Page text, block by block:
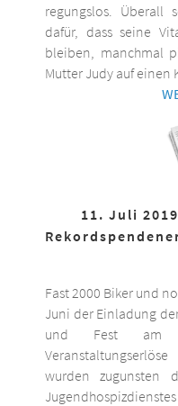
regungslos. Überall
dafür, dass seine
bleiben, manchmal
Mutter Judy auf einen
11. Juli
Fast 2000 Biker und
Juni der Einladung
und Fest am
wurden zugunsten